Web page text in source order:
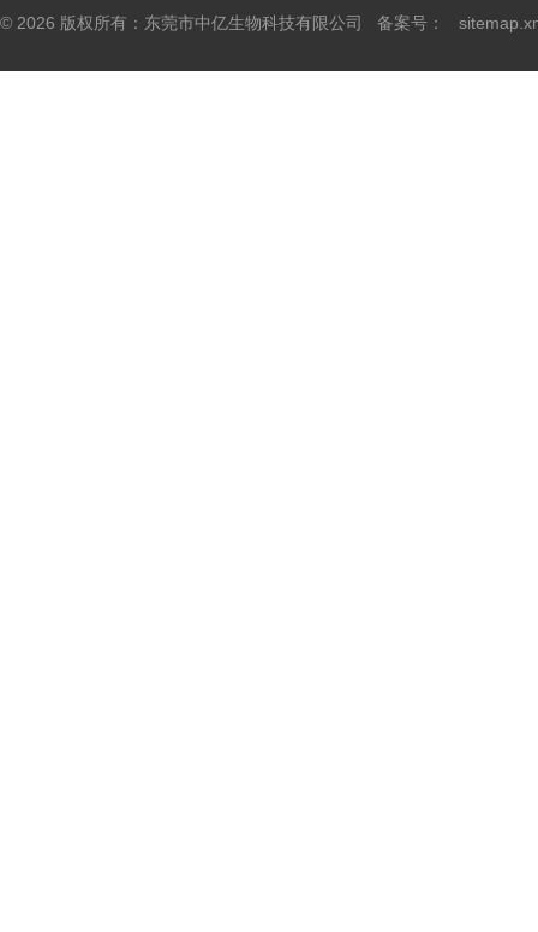
© 2026 版权所有：东莞市中亿生物科技有限公司 备案号：